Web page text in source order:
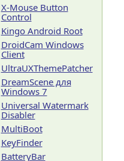
X-Mouse Button
Control
Kingo Android Root
DroidCam Windows
Client
UltraUXThemePatcher
DreamScene для
Windows 7
Universal Watermark
Disabler
MultiBoot
KeyFinder
BatteryBar